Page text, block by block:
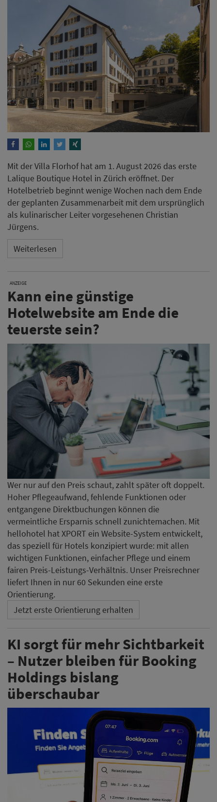
Mit der Villa Florhof hat am 1. August 2026 das erste
Lalique Boutique Hotel in Zürich eröffnet. Der
Hotelbetrieb beginnt wenige Wochen nach dem Ende
der geplanten Zusammenarbeit mit dem ursprünglich
als kulinarischer Leiter vorgesehenen Christian
Jürgens.
Weiterlesen
ANZEIGE
Kann eine günstige
Hotelwebsite am Ende die
teuerste sein?
Wer nur auf den Preis schaut, zahlt später oft doppelt.
Hoher Pflegeaufwand, fehlende Funktionen oder
entgangene Direktbuchungen können die
vermeintliche Ersparnis schnell zunichtemachen. Mit
hellohotel hat XPORT ein Website-System entwickelt,
das speziell für Hotels konzipiert wurde: mit allen
wichtigen Funktionen, einfacher Pflege und einem
fairen Preis-Leistungs-Verhältnis. Unser Preisrechner
liefert Ihnen in nur 60 Sekunden eine erste
Orientierung.
Jetzt erste Orientierung erhalten
KI sorgt für mehr Sichtbarkeit
– Nutzer bleiben für Booking
Holdings bislang
überschaubar